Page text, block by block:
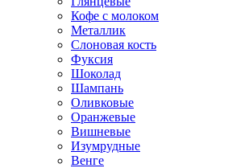
Кофе с молоком
Металлик
Слоновая кость
Фуксия
Шоколад
Шампань
Оливковые
Оранжевые
Вишневые
Изумрудные
Венге